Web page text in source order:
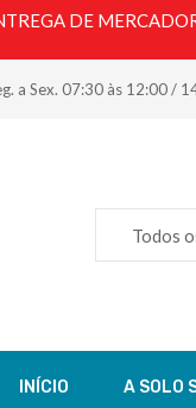
DE
a Sex. 07:30 às 12:00 /
Todos
INÍCIO A SOLO